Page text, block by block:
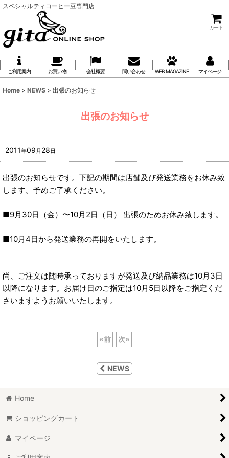
スペシャルティコーヒー豆専門店
カート
ご利用案内 お買い物 会社概要 問い合わせ WEB MAGAZINE マイページ
Home > NEWS > 出張のお知らせ
出張のお知らせ
2011年09 月 28日
出張のお知らせです。下記の期間は店舗及び発送業務をお休み致
します。予めご了承ください。
■9月30日（金）〜10月2日（日） 出張のためお休み致します。
■10月4日から発送業務の再開をいたします。
尚、ご注文は随時承っておりますが発送及び納品業務は10月3日
以降になります。お届け日のご指定は10月5日以降をご指定くだ
さいますようお願いいたします。
«前 次»
NEWS
Home
ショッピングカート
マイページ